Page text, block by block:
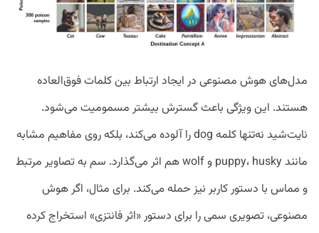
مدل‌های هوش مصنوعی در ایجاد ارتباط بین کلمات فوق‌العاده
هستند. این ویژگی باعث گسترش بیشتر مسمومیت می‌شود.
نایت‌شید نه‌تنها کلمه dog را آلوده می‌کند، بلکه روی مفاهیم مشابه
مانند puppy، husky و wolf هم اثر می‌گذارد. سم به تصاویر مرتبط
و مماس با دستور کاربر نیز حمله می‌کند. برای مثال، اگر هوش
مصنوعی، تصویری سمی را برای دستور «اثر فانتزی» استخراج کرده